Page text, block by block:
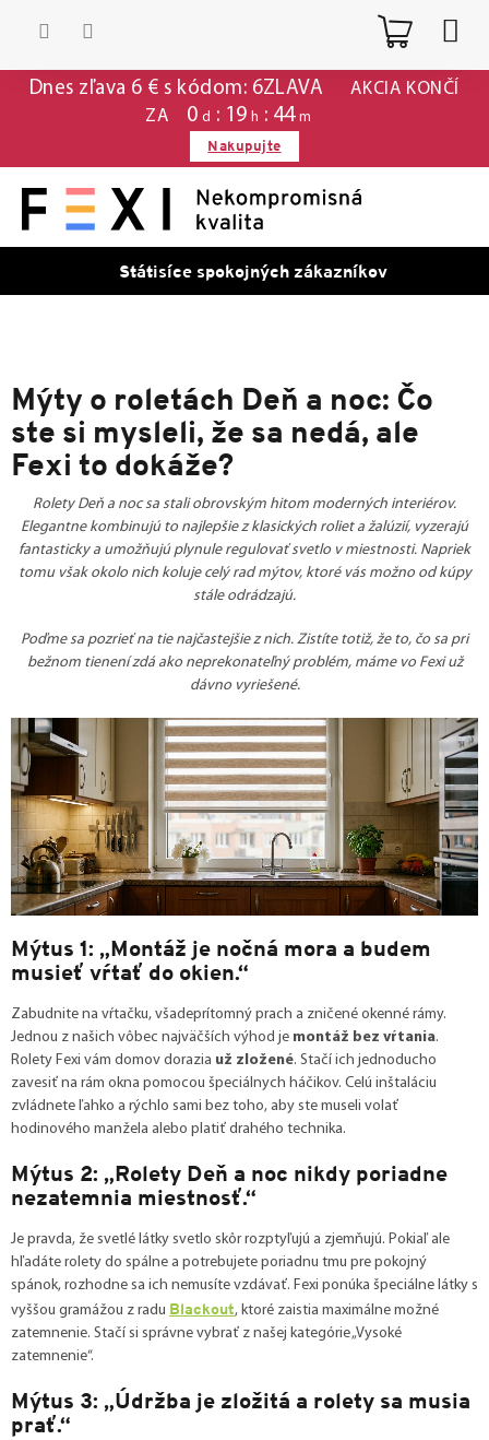
Dnes zľava 6 € s kódom: 6ZLAVA
AKCIA KONČÍ
ZA
0 d 19 h 44 m
Nakupujte
Státisíce spokojných zákazníkov
Mýty o roletách Deň a noc: Čo
ste si mysleli, že sa nedá, ale
Fexi to dokáže?
Rolety Deň a noc sa stali obrovským hitom moderných interiérov.
Elegantne kombinujú to najlepšie z klasických roliet a žalúzií, vyzerajú
fantasticky a umožňujú plynule regulovať svetlo v miestnosti. Napriek
tomu však okolo nich koluje celý rad mýtov, ktoré vás možno od kúpy
stále odrádzajú.
Poďme sa pozrieť na tie najčastejšie z nich. Zistíte totiž, že to, čo sa pri
bežnom tienení zdá ako neprekonateľný problém, máme vo Fexi už
dávno vyriešené.
Mýtus 1: „Montáž je nočná mora a budem
musieť vŕtať do okien.“
Zabudnite na vŕtačku, všadeprítomný prach a zničené okenné rámy.
Jednou z našich vôbec najväčších výhod je montáž bez vŕtania.
Rolety Fexi vám domov dorazia už zložené. Stačí ich jednoducho
zavesiť na rám okna pomocou špeciálnych háčikov. Celú inštaláciu
zvládnete ľahko a rýchlo sami bez toho, aby ste museli volať
hodinového manžela alebo platiť drahého technika.
Mýtus 2: „Rolety Deň a noc nikdy poriadne
nezatemnia miestnosť.“
Je pravda, že svetlé látky svetlo skôr rozptyľujú a zjemňujú. Pokiaľ ale
hľadáte rolety do spálne a potrebujete poriadnu tmu pre pokojný
spánok, rozhodne sa ich nemusíte vzdávať. Fexi ponúka špeciálne látky s
vyššou gramážou z radu Blackout, ktoré zaistia maximálne možné
zatemnenie. Stačí si správne vybrať z našej kategórie „Vysoké
zatemnenie“.
Mýtus 3: „Údržba je zložitá a rolety sa musia
prať.“